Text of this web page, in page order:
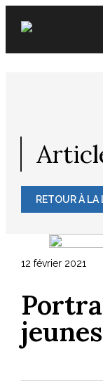
content
RETOUR À LA
12 février 2021